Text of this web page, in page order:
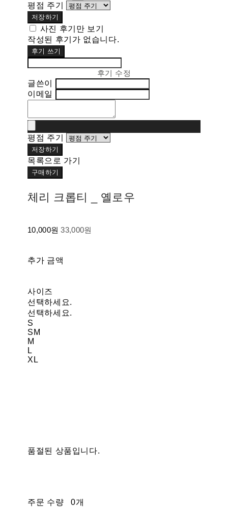
평점 주기
저장하기
사진 후기만 보기
작성된 후기가 없습니다.
후기 쓰기
후기 수정
글쓴이
이메일
평점 주기
저장하기
목록으로 가기
구매하기
체리 크롭티 _ 옐로우
10,000원33,000원
추가 금액
사이즈
선택하세요.
선택하세요.
S
SM
M
L
XL
품절된 상품입니다.
주문 수량
0개